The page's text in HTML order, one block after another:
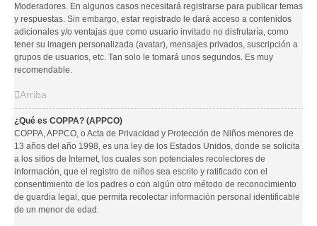
Moderadores. En algunos casos necesitará registrarse para publicar temas
y respuestas. Sin embargo, estar registrado le dará acceso a contenidos
adicionales y/o ventajas que como usuario invitado no disfrutaría, como
tener su imagen personalizada (avatar), mensajes privados, suscripción a
grupos de usuarios, etc. Tan solo le tomará unos segundos. Es muy
recomendable.
Arriba
¿Qué es COPPA? (APPCO)
COPPA, APPCO, o Acta de Privacidad y Protección de Niños menores de
13 años del año 1998, es una ley de los Estados Unidos, donde se solicita
a los sitios de Internet, los cuales son potenciales recolectores de
información, que el registro de niños sea escrito y ratificado con el
consentimiento de los padres o con algún otro método de reconocimiento
de guardia legal, que permita recolectar información personal identificable
de un menor de edad.